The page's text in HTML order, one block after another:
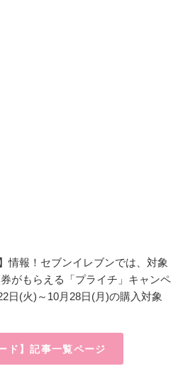
情報！セブンイレブンでは、対象
がもらえる「プライチ」キャンペ
日(火)～10月28日(月)の購入対象
ド】記事一覧ページ